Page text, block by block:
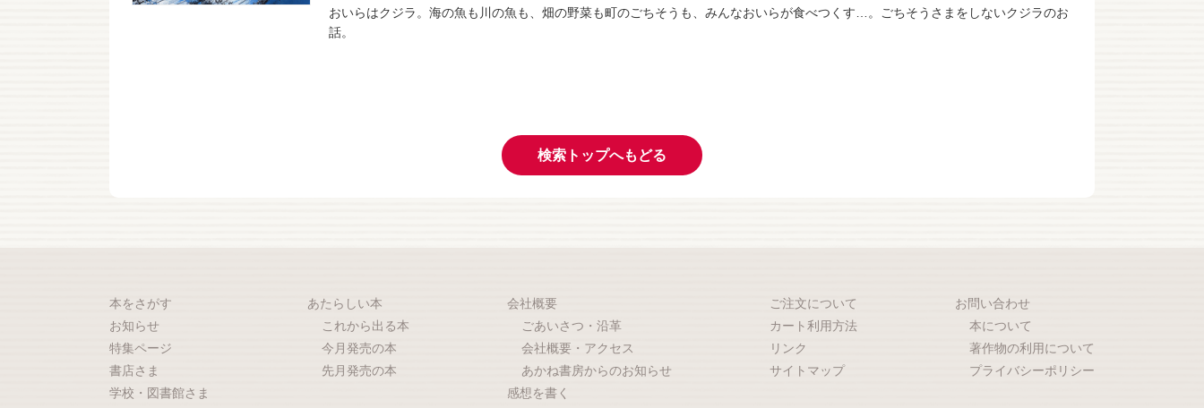
おいらはクジラ。海の魚も川の魚も、畑の野菜も町のごちそうも、みんなおいらが食べつくす…。ごちそうさまをしないクジラのお
話。
検索トップへもどる
本をさがす
お知らせ
特集ページ
書店さま
学校・図書館さま
あたらしい本
これから出る本
今月発売の本
先月発売の本
会社概要
ごあいさつ・沿革
会社概要・アクセス
あかね書房からのお知らせ
感想を書く
ご注文について
カート利用方法
リンク
サイトマップ
お問い合わせ
本について
著作物の利用について
プライバシーポリシー